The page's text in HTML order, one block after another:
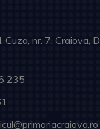
Cuza, nr. 7, Craiova,
235